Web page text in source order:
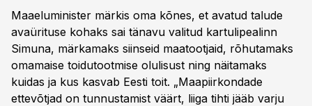
Maaeluminister märkis oma kõnes, et avatud talude
avaürituse kohaks sai tänavu valitud kartulipealinn
Simuna, märkamaks siinseid maatootjaid, rõhutamaks
omamaise toidutootmise olulisust ning näitamaks
kuidas ja kus kasvab Eesti toit. „Maapiirkondade
ettevõtjad on tunnustamist väärt, liiga tihti jääb varju